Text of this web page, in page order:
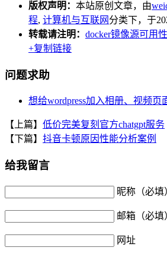
版权声明： 本站原创文章，由
程, 计算机与互联网 分类下，于
转载请注明： docker镜像源可用
+复制链接
问题求助
想给wordpress加入相册、视频页
【上篇】 低价完美复刻官方chatgpt服务
【下篇】 抖音卡顿原因性能分析案例
给我留言
昵称（必填
邮箱（必填
网址